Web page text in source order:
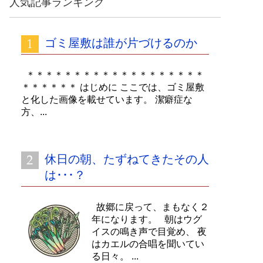
イ
ブ
人気記事ランキング
ゴミ屋敷は誰が片づけるのか
＊＊＊＊＊＊＊＊＊＊＊＊＊＊＊＊＊＊＊
＊＊＊＊＊＊ はじめに ここでは、ゴミ屋敷
と化した画像を載せています。 潔癖症な
方、...
休日の朝、たずねてきたその人
は･･･？
故郷に戻って、まもなく２
年になります。 朝はウグ
イスの鳴き声で目覚め、 夜
はカエルの合唱を聞いてい
る日々。 ...